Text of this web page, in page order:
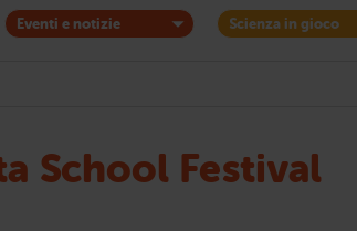
Eventi e notizie Scienza in gioco
School Festival